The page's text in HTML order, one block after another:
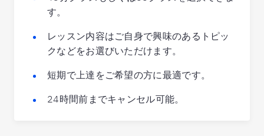
す。
レッスン内容はご自身で興味のあるトピッ
クなどをお選びいただけます。
短期で上達をご希望の方に最適です。
24時間前までキャンセル可能。